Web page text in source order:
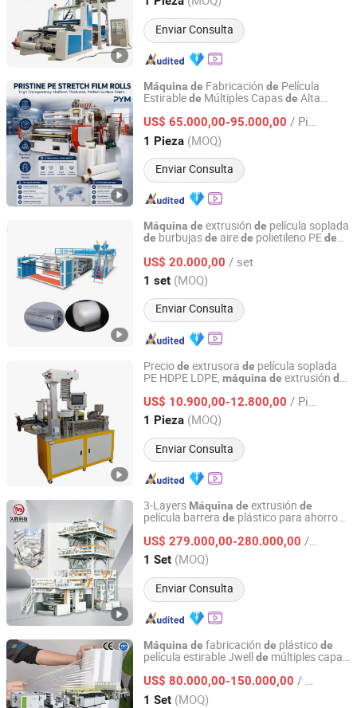
Extrusión Soplado
Enviar Consulta
Máquina de Fabricación de Película
Estirablede Múltiples Capasde Alta
LíneadeExtrusióndePelícula Plástica
US$ 65.000,00-95.000,00 / Pieza
1 Pieza (MOQ)
Enviar Consulta
Zhejiang Pinbo Plastic Machinery Co., Ltd.
Zhejiang, China Desde 2009
Máquina de extrusión de película soplada
de burbujasde airede polietileno PEde
US$ 20.000,00 / set
1 set (MOQ)
Enviar Consulta
Wenzhou Mude Machinery Co., Ltd
Zhejiang, China Desde 2026
Preciode extrusora de película soplada
PE HDPE LDPE, máquina de extrusión de
fabricacióndepelícula,máquinade
extrusióndepelícula monolayer para
bolsade plástico tipo chaleco
US$ 10.900,00-12.800,00 / Pieza
1 Pieza (MOQ)
Enviar Consulta
Dongguan Weixiang Machinery Co., Ltd.
Guangdong, China Desde 2025
3-Layers Máquina de extrusión de
película barrera de plástico para ahorro
US$ 279.000,00-280.000,00 / Set
1 Set (MOQ)
Enviar Consulta
Wuhan Jiusheng Plastic Machine Co., Ltd.
Hubei, China Desde 2024
Máquina de fabricación de plásticode
película estirable Jwellde múltiples capas
extrusióndeplástico
US$ 80.000,00-150.000,00 / Set
1 Set (MOQ)
Jiangsu Jwell Intelligent Machinery Co., Ltd.
Jiangsu, China Desde 2024